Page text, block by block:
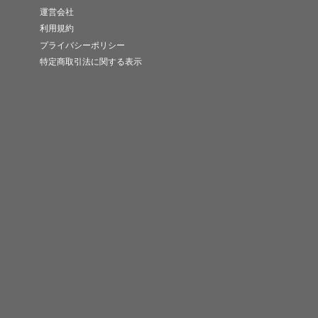
運営会社
利用規約
プライバシーポリシー
特定商取引法に関する表示